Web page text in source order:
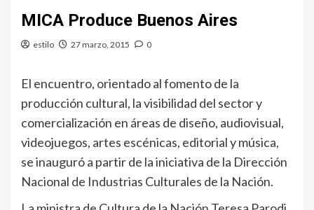
MICA Produce Buenos Aires
estilo 27 marzo, 2015 0
El encuentro, orientado al fomento de la
producción cultural, la visibilidad del sector y
comercialización en áreas de diseño, audiovisual,
videojuegos, artes escénicas, editorial y música,
se inauguró a partir de la iniciativa de la Dirección
Nacional de Industrias Culturales de la Nación.